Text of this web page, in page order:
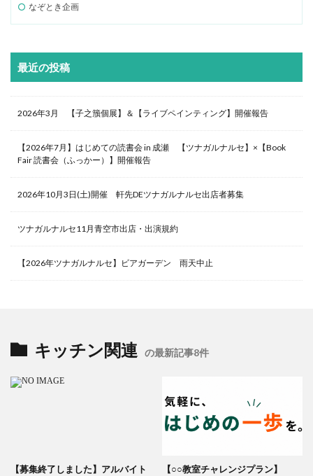
なぞとき企画
最近の投稿
2026年3月 【子之籏個展】＆【ライブペインティング】開催報告
【2026年7月】はじめての読書会 in 成瀬 【ツナガルナルセ】×【Book
Fair 読書会（ふっかー）】開催報告
2026年10月3日(土)開催 軒先DEツナガルナルセ出店者募集
ツナガルナルセ11月青空市出店・出演規約
【2026年ツナガルナルセ】ビアガーデン 雨天中止
キッチン関連 の最新記事8件
【募集終了しました】アルバイト
【○○教室チャレンジプラン】